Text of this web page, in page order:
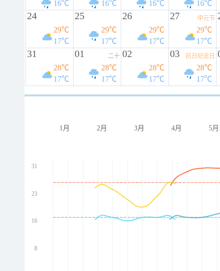
16℃
16℃
16℃
16℃
24
29℃
17℃
25
29℃
17℃
26
29℃
17℃
27 中元节
29℃
17℃
31
28℃
17℃
01 二十
28℃
17℃
02
28℃
17℃
03 抗日纪念日
28℃
17℃
1月 2月 3月 4月 5月
31
23
16
8